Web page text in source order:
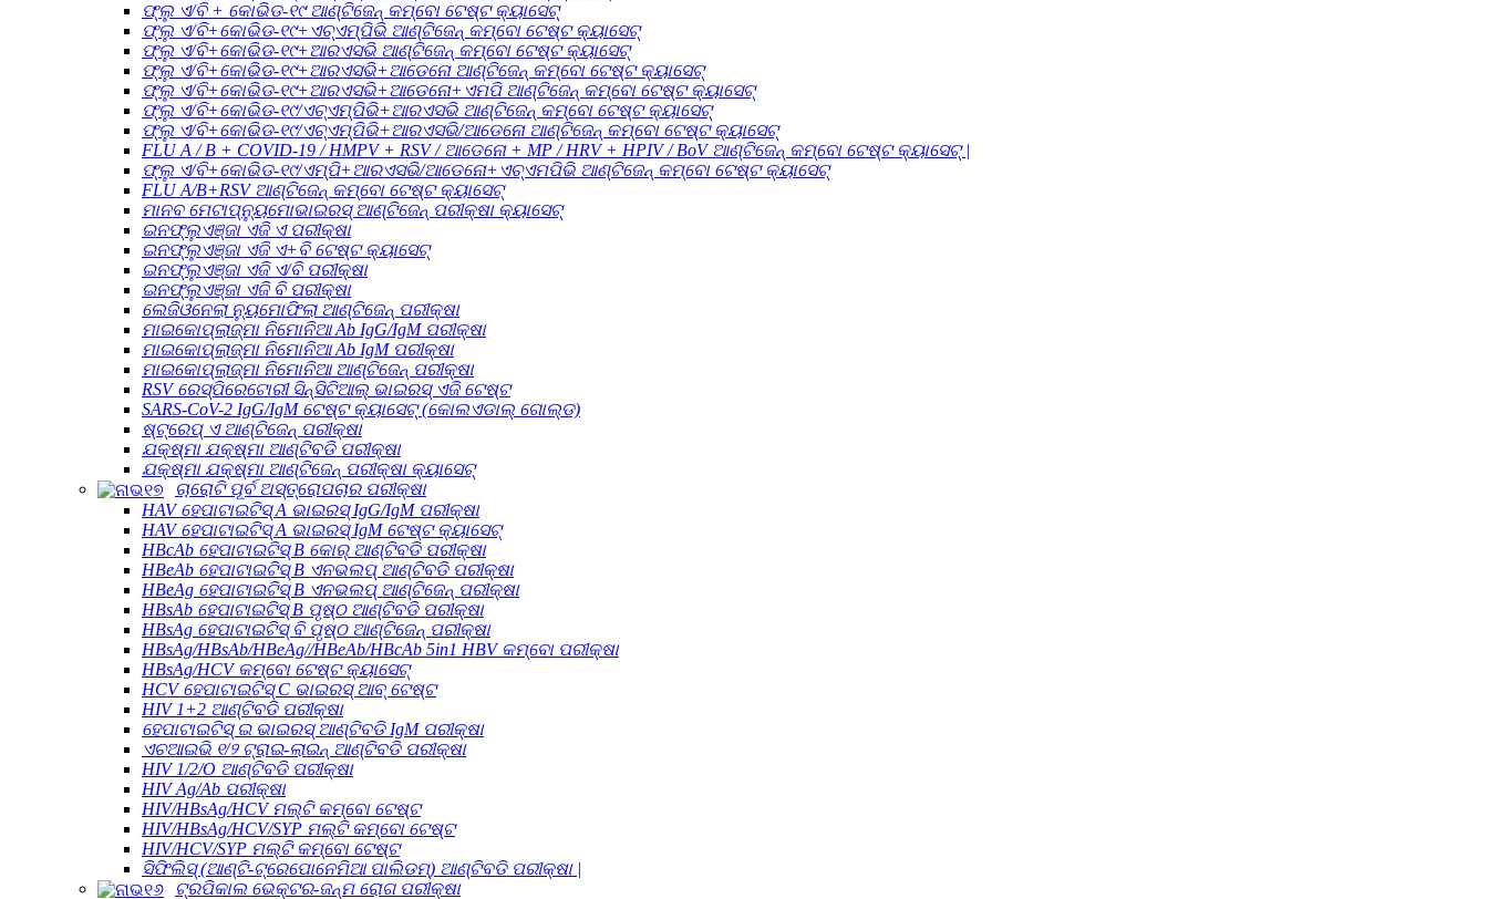
ଫ୍ଲୁ ଏ/ବି + କୋଭିଡ-୧୯ ଆଣ୍ଟିଜେନ୍ କମ୍ବୋ ଟେଷ୍ଟ କ୍ୟାସେଟ୍
ଫ୍ଲୁ ଏ/ବି+କୋଭିଡ-୧୯+ଏଚ୍ଏମ୍ପିଭି ଆଣ୍ଟିଜେନ୍ କମ୍ବୋ ଟେଷ୍ଟ କ୍ୟାସେଟ୍
ଫ୍ଲୁ ଏ/ବି+କୋଭିଡ-୧୯+ଆରଏସଭି ଆଣ୍ଟିଜେନ୍ କମ୍ବୋ ଟେଷ୍ଟ କ୍ୟାସେଟ୍
ଫ୍ଲୁ ଏ/ବି+କୋଭିଡ-୧୯+ଆରଏସଭି+ଆଡେନୋ ଆଣ୍ଟିଜେନ୍ କମ୍ବୋ ଟେଷ୍ଟ କ୍ୟାସେଟ୍
ଫ୍ଲୁ ଏ/ବି+କୋଭିଡ-୧୯+ଆରଏସଭି+ଆଡେନୋ+ଏମପି ଆଣ୍ଟିଜେନ୍ କମ୍ବୋ ଟେଷ୍ଟ କ୍ୟାସେଟ୍
ଫ୍ଲୁ ଏ/ବି+କୋଭିଡ-୧୯/ଏଚ୍ଏମ୍ପିଭି+ଆରଏସଭି ଆଣ୍ଟିଜେନ୍ କମ୍ବୋ ଟେଷ୍ଟ କ୍ୟାସେଟ୍
ଫ୍ଲୁ ଏ/ବି+କୋଭିଡ-୧୯/ଏଚ୍ଏମ୍ପିଭି+ଆରଏସଭି/ଆଡେନୋ ଆଣ୍ଟିଜେନ୍ କମ୍ବୋ ଟେଷ୍ଟ କ୍ୟାସେଟ୍
FLU A / B + COVID-19 / HMPV + RSV / ଆଡେନୋ + MP / HRV + HPIV / BoV ଆଣ୍ଟିଜେନ୍ କମ୍ବୋ ଟେଷ୍ଟ କ୍ୟାସେଟ୍ |
ଫ୍ଲୁ ଏ/ବି+କୋଭିଡ-୧୯/ଏମ୍ପି+ଆରଏସଭି/ଆଡେନୋ+ଏଚ୍ଏମପିଭି ଆଣ୍ଟିଜେନ୍ କମ୍ବୋ ଟେଷ୍ଟ କ୍ୟାସେଟ୍
FLU A/B+RSV ଆଣ୍ଟିଜେନ୍ କମ୍ବୋ ଟେଷ୍ଟ କ୍ୟାସେଟ୍
ମାନବ ମେଟାପ୍ନ୍ୟୁମୋଭାଇରସ୍ ଆଣ୍ଟିଜେନ୍ ପରୀକ୍ଷା କ୍ୟାସେଟ୍
ଇନଫ୍ଲୁଏଞ୍ଜା ଏଜି ଏ ପରୀକ୍ଷା
ଇନଫ୍ଲୁଏଞ୍ଜା ଏଜି ଏ+ବି ଟେଷ୍ଟ କ୍ୟାସେଟ୍
ଇନଫ୍ଲୁଏଞ୍ଜା ଏଜି ଏ/ବି ପରୀକ୍ଷା
ଇନଫ୍ଲୁଏଞ୍ଜା ଏଜି ବି ପରୀକ୍ଷା
ଲେଜିଓନେଲା ନ୍ୟୁମୋଫିଲା ଆଣ୍ଟିଜେନ୍ ପରୀକ୍ଷା
ମାଇକୋପ୍ଲାଜ୍ମା ନିମୋନିଆ Ab IgG/IgM ପରୀକ୍ଷା
ମାଇକୋପ୍ଲାଜ୍ମା ନିମୋନିଆ Ab IgM ପରୀକ୍ଷା
ମାଇକୋପ୍ଲାଜ୍ମା ନିମୋନିଆ ଆଣ୍ଟିଜେନ୍ ପରୀକ୍ଷା
RSV ରେସ୍ପିରେଟୋରୀ ସିନ୍ସିଟିଆଲ୍ ଭାଇରସ୍ ଏଜି ଟେଷ୍ଟ
SARS-CoV-2 IgG/IgM ଟେଷ୍ଟ କ୍ୟାସେଟ୍ (କୋଲଏଡାଲ୍ ଗୋଲ୍ଡ)
ଷ୍ଟ୍ରେପ୍ ଏ ଆଣ୍ଟିଜେନ୍ ପରୀକ୍ଷା
ଯକ୍ଷ୍ମା ଯକ୍ଷ୍ମା ଆଣ୍ଟିବଡି ପରୀକ୍ଷା
ଯକ୍ଷ୍ମା ଯକ୍ଷ୍ମା ଆଣ୍ଟିଜେନ୍ ପରୀକ୍ଷା କ୍ୟାସେଟ୍
ଚାରୋଟି ପୂର୍ବ ଅସ୍ତ୍ରୋପଚାର ପରୀକ୍ଷା
HAV ହେପାଟାଇଟିସ୍ A ଭାଇରସ୍ IgG/IgM ପରୀକ୍ଷା
HAV ହେପାଟାଇଟିସ୍ A ଭାଇରସ୍ IgM ଟେଷ୍ଟ କ୍ୟାସେଟ୍
HBcAb ହେପାଟାଇଟିସ୍ B କୋର୍ ଆଣ୍ଟିବଡି ପରୀକ୍ଷା
HBeAb ହେପାଟାଇଟିସ୍ B ଏନଭଲପ୍ ଆଣ୍ଟିବଡି ପରୀକ୍ଷା
HBeAg ହେପାଟାଇଟିସ୍ B ଏନଭଲପ୍ ଆଣ୍ଟିଜେନ୍ ପରୀକ୍ଷା
HBsAb ହେପାଟାଇଟିସ୍ B ପୃଷ୍ଠ ଆଣ୍ଟିବଡି ପରୀକ୍ଷା
HBsAg ହେପାଟାଇଟିସ୍ ବି ପୃଷ୍ଠ ଆଣ୍ଟିଜେନ୍ ପରୀକ୍ଷା
HBsAg/HBsAb/HBeAg//HBeAb/HBcAb 5in1 HBV କମ୍ବୋ ପରୀକ୍ଷା
HBsAg/HCV କମ୍ବୋ ଟେଷ୍ଟ କ୍ୟାସେଟ୍
HCV ହେପାଟାଇଟିସ୍ C ଭାଇରସ୍ ଆବ୍ ଟେଷ୍ଟ
HIV 1+2 ଆଣ୍ଟିବଡି ପରୀକ୍ଷା
ହେପାଟାଇଟିସ୍ ଇ ଭାଇରସ୍ ଆଣ୍ଟିବଡି IgM ପରୀକ୍ଷା
ଏଚଆଇଭି ୧/୨ ଟ୍ରାଇ-ଲାଇନ୍ ଆଣ୍ଟିବଡି ପରୀକ୍ଷା
HIV 1/2/O ଆଣ୍ଟିବଡି ପରୀକ୍ଷା
HIV Ag/Ab ପରୀକ୍ଷା
HIV/HBsAg/HCV ମଲ୍ଟି କମ୍ବୋ ଟେଷ୍ଟ
HIV/HBsAg/HCV/SYP ମଲ୍ଟି କମ୍ବୋ ଟେଷ୍ଟ
HIV/HCV/SYP ମଲ୍ଟି କମ୍ବୋ ଟେଷ୍ଟ
ସିଫିଲିସ୍ (ଆଣ୍ଟି-ଟ୍ରେପୋନେମିଆ ପାଲିଡମ୍) ଆଣ୍ଟିବଡି ପରୀକ୍ଷା |
ଟ୍ରପିକାଲ ଭେକ୍ଟର-ଜନ୍ମ ରୋଗ ପରୀକ୍ଷା